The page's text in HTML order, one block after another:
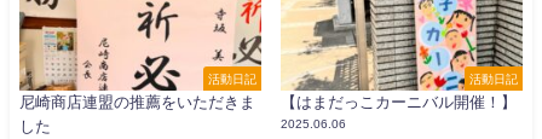
活動日記
尼崎商店連盟の推薦をいただきま
した
活動日記
【はまだっこカーニバル開催！】
2025.06.06